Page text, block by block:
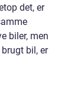
det, er
biler, men
bil, er